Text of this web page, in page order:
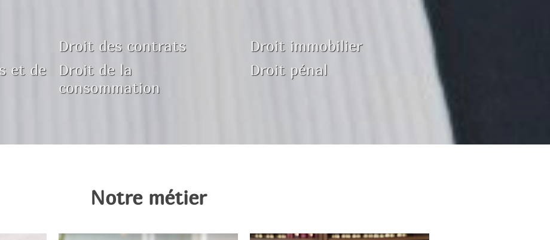
et de
Droit des contrats
Droit de la
consommation
Droit immobilier
Droit pénal
Notre métier